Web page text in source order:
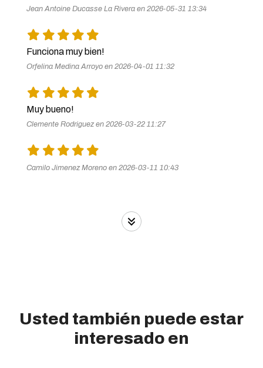
Jean Antoine Ducasse La Rivera en 2026-05-31 13:34
Funciona muy bien!
Orfelina Medina Arroyo en 2026-04-01 11:32
Clemente Rodriguez en 2026-03-22 11:27
Camilo Jimenez Moreno en 2026-03-11 10:43
Usted también puede estar
interesado en